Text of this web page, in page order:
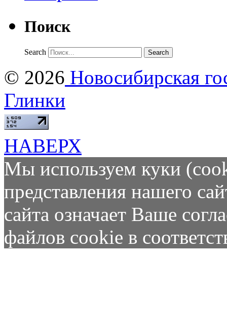
Поиск
Search
© 2026 Новосибирская
Глинки
НАВЕРХ
Мы используем куки
представления нашего
сайта означает Ваше
файлов cookie в